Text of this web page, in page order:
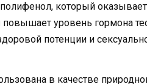
который
уровень гормона
потенции и
в качестве